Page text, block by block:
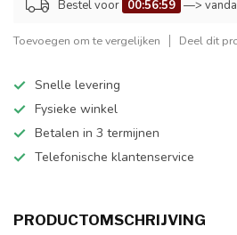
Bestel voor 00:56:59 —>
Toevoegen om te vergelijken Deel dit
Snelle levering
Fysieke winkel
Betalen in 3 termijnen
Telefonische klantenservice
PRODUCTOMSCHRIJVING